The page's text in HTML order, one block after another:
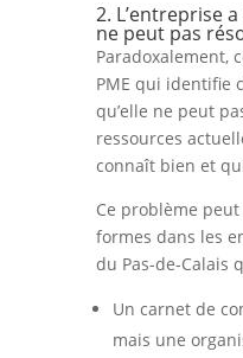
2. L’entreprise
ne peut pas
Paradoxalement,
PME qui identifie
qu’elle ne peut
ressources
connaît bien et
Ce problème
formes dans les
du Pas-de-Calais
Un carnet de
mais une